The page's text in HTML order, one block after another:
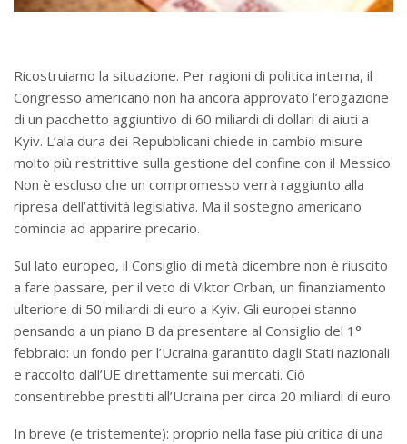
Ricostruiamo la situazione. Per ragioni di politica interna, il
Congresso americano non ha ancora approvato l’erogazione
di un pacchetto aggiuntivo di 60 miliardi di dollari di aiuti a
Kyiv. L’ala dura dei Repubblicani chiede in cambio misure
molto più restrittive sulla gestione del confine con il Messico.
Non è escluso che un compromesso verrà raggiunto alla
ripresa dell’attività legislativa. Ma il sostegno americano
comincia ad apparire precario.
Sul lato europeo, il Consiglio di metà dicembre non è riuscito
a fare passare, per il veto di Viktor Orban, un finanziamento
ulteriore di 50 miliardi di euro a Kyiv. Gli europei stanno
pensando a un piano B da presentare al Consiglio del 1°
febbraio: un fondo per l’Ucraina garantito dagli Stati nazionali
e raccolto dall’UE direttamente sui mercati. Ciò
consentirebbe prestiti all’Ucraina per circa 20 miliardi di euro.
In breve (e tristemente): proprio nella fase più critica di una